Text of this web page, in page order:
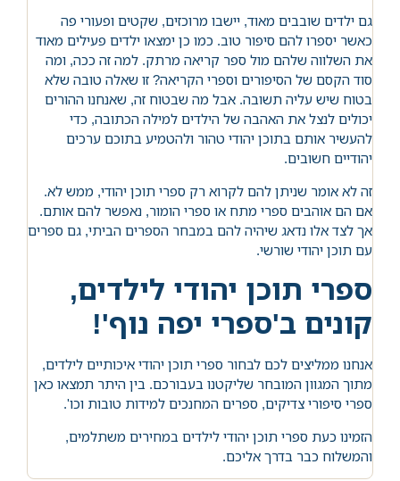
גם ילדים שובבים מאוד, יישבו מרוכזים, שקטים ופעורי פה
כאשר יספרו להם סיפור טוב. כמו כן ימצאו ילדים פעילים מאוד
את השלווה שלהם מול ספר קריאה מרתק. למה זה ככה, ומה
סוד הקסם של הסיפורים וספרי הקריאה? זו שאלה טובה שלא
בטוח שיש עליה תשובה. אבל מה שבטוח זה, שאנחנו ההורים
יכולים לנצל את האהבה של הילדים למילה הכתובה, כדי
להעשיר אותם בתוכן יהודי טהור ולהטמיע בתוכם ערכים
יהודיים חשובים.
זה לא אומר שניתן להם לקרוא רק ספרי תוכן יהודי, ממש לא.
אם הם אוהבים ספרי מתח או ספרי הומור, נאפשר להם אותם.
אך לצד אלו נדאג שיהיה להם במבחר הספרים הביתי, גם ספרים
עם תוכן יהודי שורשי.
ספרי תוכן יהודי לילדים,
קונים ב'ספרי יפה נוף'!
אנחנו ממליצים לכם לבחור ספרי תוכן יהודי איכותיים לילדים,
מתוך המגוון המובחר שליקטנו בעבורכם. בין היתר תמצאו כאן
ספרי סיפורי צדיקים, ספרים המחנכים למידות טובות וכו'.
הזמינו כעת ספרי תוכן יהודי לילדים במחירים משתלמים,
והמשלוח כבר בדרך אליכם.